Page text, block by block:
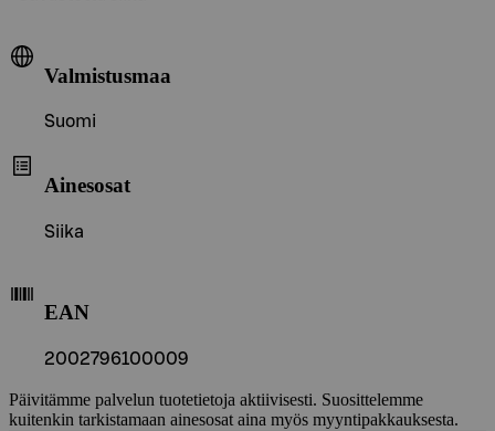
Valmistusmaa
Suomi
Ainesosat
Siika
EAN
2002796100009
Päivitämme palvelun tuotetietoja aktiivisesti. Suosittelemme
kuitenkin tarkistamaan ainesosat aina myös myyntipakkauksesta.